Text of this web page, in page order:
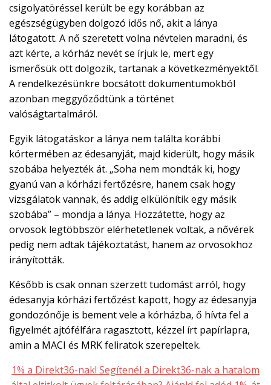
csigolyatöréssel került be egy korábban az
egészségügyben dolgozó idős nő, akit a lánya
látogatott. A nő szeretett volna névtelen maradni, és
azt kérte, a kórház nevét se írjuk le, mert egy
ismerősük ott dolgozik, tartanak a következményektől.
A rendelkezésünkre bocsátott dokumentumokból
azonban meggyőződtünk a történet
valóságtartalmáról.
Egyik látogatáskor a lánya nem találta korábbi
kórtermében az édesanyját, majd kiderült, hogy másik
szobába helyezték át. „Soha nem mondták ki, hogy
gyanú van a kórházi fertőzésre, hanem csak hogy
vizsgálatok vannak, és addig elkülönítik egy másik
szobába” – mondja a lánya. Hozzátette, hogy az
orvosok legtöbbször elérhetetlenek voltak, a nővérek
pedig nem adtak tájékoztatást, hanem az orvosokhoz
irányították.
Később is csak onnan szerzett tudomást arról, hogy
édesanyja kórházi fertőzést kapott, hogy az édesanyja
gondozónője is bement vele a kórházba, ő hívta fel a
figyelmét ajtófélfára ragasztott, kézzel írt papírlapra,
amin a MACI és MRK feliratok szerepeltek.
1% a Direkt36-nak! Segítenél a Direkt36-nak a hatalom